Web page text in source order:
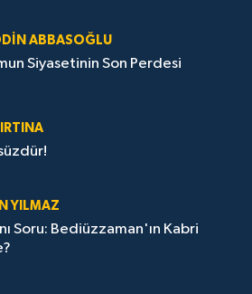
ABBASOĞLU
Siyasetinin Son Perdesi
YILMAZ
Soru: Bediüzzaman'ın Kabri